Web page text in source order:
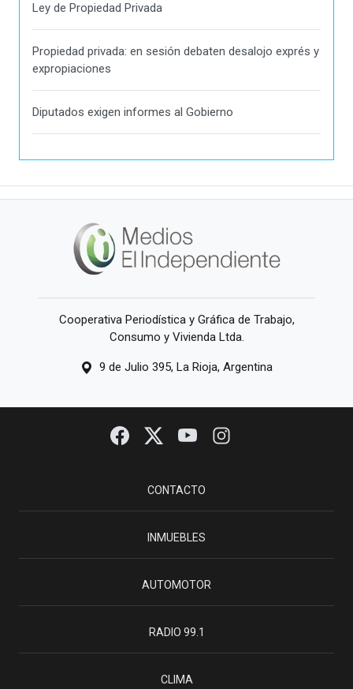
Ley de Propiedad Privada
Propiedad privada: en sesión debaten desalojo exprés y
expropiaciones
Diputados exigen informes al Gobierno
Cooperativa Periodística y Gráfica de Trabajo,
Consumo y Vivienda Ltda.
9 de Julio 395, La Rioja, Argentina
CONTACTO
INMUEBLES
AUTOMOTOR
RADIO 99.1
CLIMA